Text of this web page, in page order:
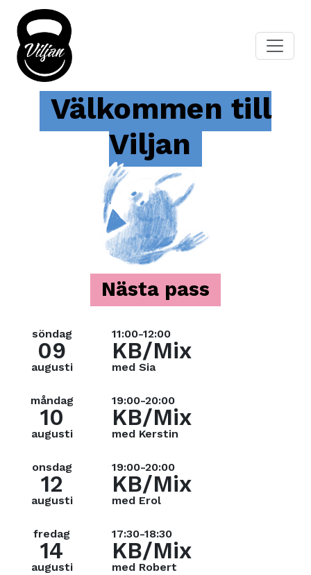
Välkommen till
Viljan
Nästa pass
söndag
09
augusti
11:00-12:00
KB/Mix
med Sia
måndag
10
augusti
19:00-20:00
KB/Mix
med Kerstin
onsdag
12
augusti
19:00-20:00
KB/Mix
med Erol
fredag
14
augusti
17:30-18:30
KB/Mix
med Robert